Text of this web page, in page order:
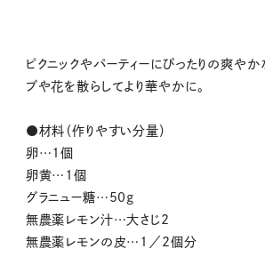
ピクニックやパーティーにぴったりの爽やか
ブや花を散らしてより華やかに。
●材料（作りやすい分量）
卵…1個
卵黄…1個
グラニュー糖…50g
無農薬レモン汁…大さじ2
無農薬レモンの皮…1／2個分